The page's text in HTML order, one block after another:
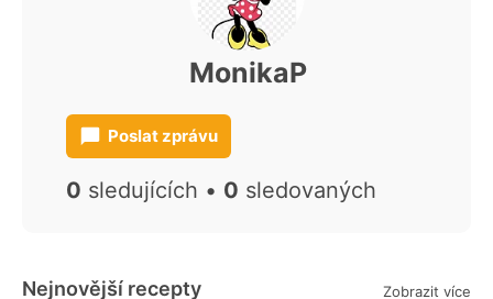
MonikaP
Poslat zprávu
0 sledujících • 0 sledovaných
Nejnovější recepty Zobrazit více